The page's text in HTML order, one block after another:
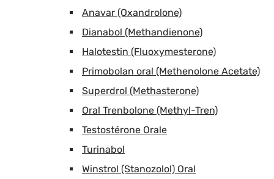
Anavar (Oxandrolone)
Dianabol (Methandienone)
Halotestin (Fluoxymesterone)
Primobolan oral (Methenolone Acetate)
Superdrol (Methasterone)
Oral Trenbolone (Methyl-Tren)
Testostérone Orale
Turinabol
Winstrol (Stanozolol) Oral